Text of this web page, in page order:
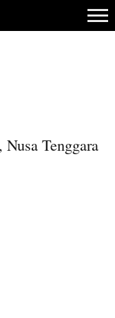
Tenggara